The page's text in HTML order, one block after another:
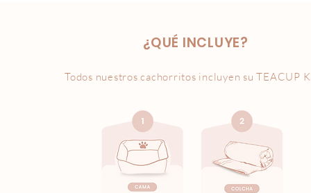
¿QUÉ INCLUYE?
Todos nuestros cachorritos incluyen su TEACUP